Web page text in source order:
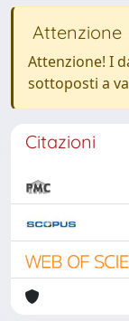
Attenzione
Attenzione! I
sottoposti a
Citazioni